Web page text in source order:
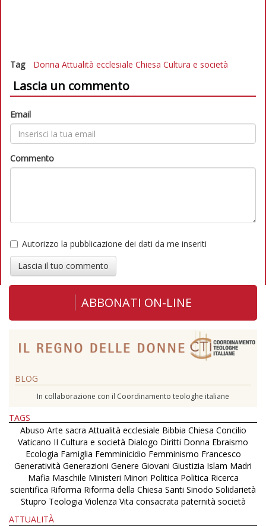
Tag Donna Attualità ecclesiale Chiesa Cultura e società
Lascia un commento
Email
Commento
Autorizzo la pubblicazione dei dati da me inseriti
Lascia il tuo commento
ABBONATI ON-LINE
BLOG
In collaborazione con il Coordinamento teologhe italiane
TAGS
Abuso Arte sacra Attualità ecclesiale Bibbia Chiesa Concilio
Vaticano II Cultura e società Dialogo Diritti Donna Ebraismo
Ecologia Famiglia Femminicidio Femminismo Francesco
Generatività Generazioni Genere Giovani Giustizia Islam Madri
Mafia Maschile Ministeri Minori Politica Politica Ricerca
scientifica Riforma Riforma della Chiesa Santi Sinodo Solidarietà
Stupro Teologia Violenza Vita consacrata paternità società
ATTUALITÀ